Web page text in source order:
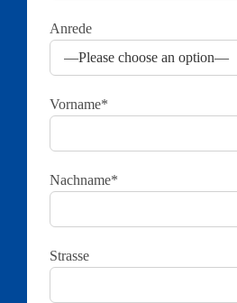
Anrede
Vorname*
Nachname*
Strasse